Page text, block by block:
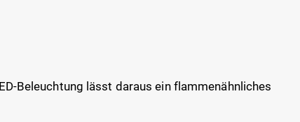
Beleuchtung lässt daraus ein flammenähnliches